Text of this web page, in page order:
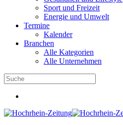
Sport und Freizeit
Energie und Umwelt
Termine
Kalender
Branchen
Alle Kategorien
Alle Unternehmen